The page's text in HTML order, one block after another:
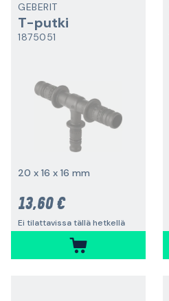
GEBERIT
T-putki
1875051
20 x 16 x 16 mm
13,60 €
Ei tilattavissa tällä hetkellä